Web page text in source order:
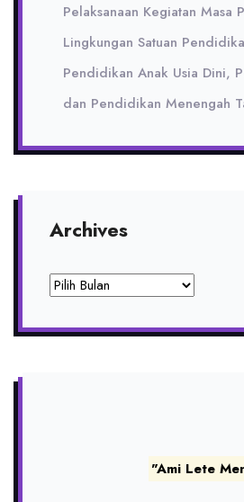
Pelaksanaan Kegiatan Masa
Lingkungan Satuan
Pendidikan Anak Usia Dini,
dan Pendidikan Menengah
Archives
Archives
"Ami Lete